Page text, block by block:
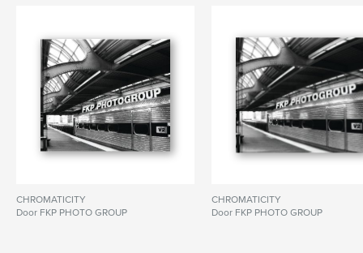
CHROMATICITY
Door FKP PHOTO GROUP
CHROMATICITY
Door FKP PHOTO GROUP